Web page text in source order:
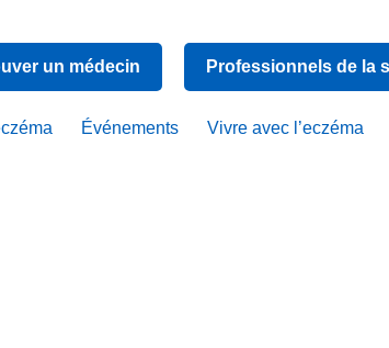
un médecin Professionnels de la
Événements Vivre avec l’eczéma